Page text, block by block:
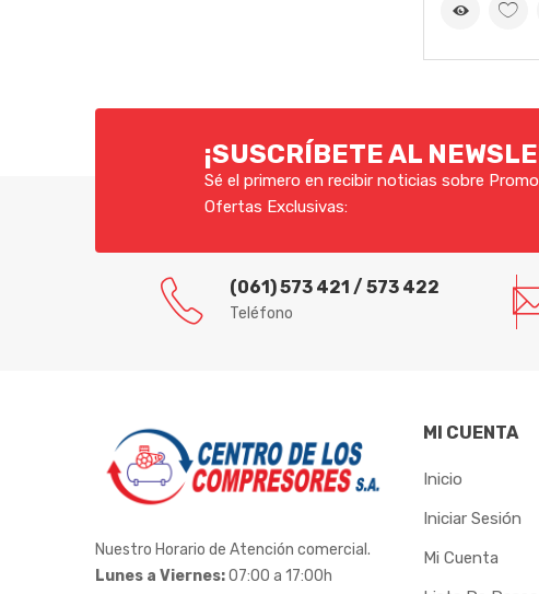
IBIRA
ICDER
IMAR
(061) 573 421 / 573 422
Teléfono
¡SUSCRÍBETE AL
Sé el primero en recibir noticias sobre
Ofertas Exclusivas:
Nuestro Horario de Atención comercial.
Lunes a Viernes:07:00 a 17:00h
MI CUENTA
Inicio
Iniciar Sesión
Mi Cuenta